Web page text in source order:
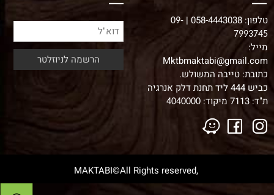
טלפון: 058-4443038
|
09-
7993745
מייל:
Mktbmaktabi@gmail.com
כתובת: טייבה המשולש.
כביש 444 ליד תחנת דלק אנרגיה
ת"ד: 7113 מיקוד:
4040000
,MAKTABI©All Rights reserved